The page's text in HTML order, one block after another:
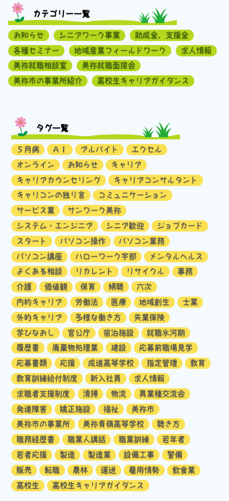
カテゴリー一覧
お知らせ シニアワーク事業
助成金、支援金
各種セミナー
地域産業フィールドワーク
求人情報
美祢就職相談室
美祢就職面接会
美祢市の事業所紹介
高校生キャリアガイダンス
タグ一覧
５月病 ＡＩ アルバイト
エクセル
オンライン
お知らせ
キャリア
キャリアカウンセリング
キャリアコンサルタント
キャリコンの独り言
コミュニケーション
サービス業
サンワーク美祢
システム・エンジニア
シニア歓迎
ジョブカード
スタート
パソコン操作
パソコン業務
パソコン講座
ハローワーク宇部
メンタルヘルス
よくある相談
リカレント リサイクル
事務
介護
価値観 保育 傾聴
六次
内的キャリア
労働法 医療 地域創生
士業
外的キャリア
多様な働き方
失業保険
学びなおし
官公庁 宿泊施設
就職氷河期
履歴書
廃棄物処理業 建設
応募前職場見学
応募書類
応援 成進高等学校 指定管理
教育
教育訓練給付制度
新入社員
求人情報
求職者支援制度
清掃 物流
異業種交流会
発達障害
矯正施設 福祉
美祢市
美祢市の事業所
美祢青嶺高等学校
聴き方
職務経歴書
職業人講話 職業訓練
若年者
若者応援
製造 製造業 設備工事
警備
販売
転職 農林 運送 雇用情勢
飲食業
高校生
高校生キャリアガイダンス